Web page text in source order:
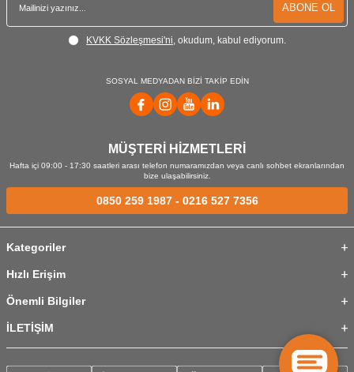
ABONE OL
KVKK Sözleşmesi'ni , okudum, kabul ediyorum.
SOSYAL MEDYADAN BİZİ TAKİP EDİN
MÜŞTERİ HİZMETLERİ
Hafta içi 09:00 - 17:30 saatleri arası telefon numaramızdan veya canlı sohbet ekranlarından
bize ulaşabilirsiniz.
0850 259 1987- 0216 527 7356
Kategoriler
Hızlı Erişim
Önemli Bilgiler
İLETİŞİM